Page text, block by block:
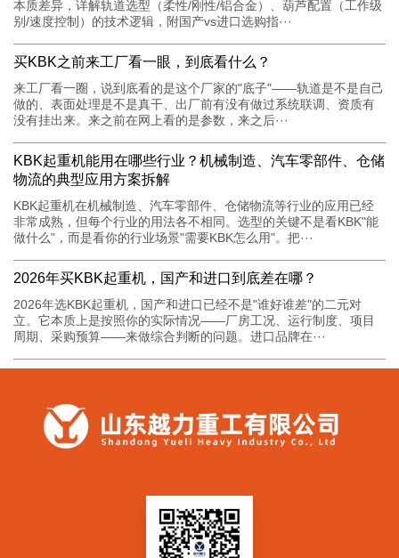
本质差异，详解轨道选型（柔性/刚性/铝合金）、葫芦配置（工作级
别/速度控制）的技术逻辑，附国产vs进口选购指···
买KBK之前来工厂看一眼，到底看什么？
来工厂看一圈，说到底看的是这个厂家的"底子"——轨道是不是自己
做的、表面处理是不是真干、出厂前有没有做过系统联调、资质有
没有挂出来。来之前在网上看的是参数，来之后···
KBK起重机能用在哪些行业？机械制造、汽车零部件、仓储
物流的典型应用方案拆解
KBK起重机在机械制造、汽车零部件、仓储物流等行业的应用已经
非常成熟，但每个行业的用法各不相同。选型的关键不是看KBK"能
做什么"，而是看你的行业场景"需要KBK怎么用"。把···
2026年买KBK起重机，国产和进口到底差在哪？
2026年选KBK起重机，国产和进口已经不是"谁好谁差"的二元对
立。它本质上是按照你的实际情况——厂房工况、运行制度、项目
周期、采购预算——来做综合判断的问题。进口品牌在···